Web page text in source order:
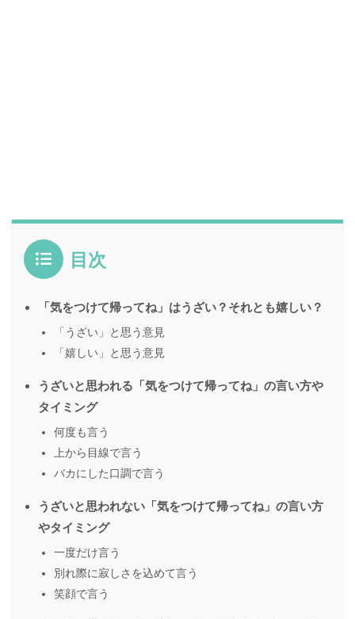
目次
「気をつけて帰ってね」はうざい？それとも嬉しい？
「うざい」と思う意見
「嬉しい」と思う意見
うざいと思われる「気をつけて帰ってね」の言い方や
タイミング
何度も言う
上から目線で言う
バカにした口調で言う
うざいと思われない「気をつけて帰ってね」の言い方
やタイミング
一度だけ言う
別れ際に寂しさを込めて言う
笑顔で言う